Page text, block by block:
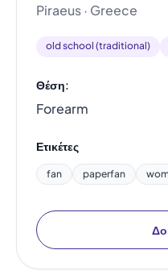
Piraeus · Greece
old school (traditional)
Θέση:
Forearm
Ετικέτες
fan paperfan